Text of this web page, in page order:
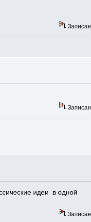
Записан
Записан
идеи в одной
Записан